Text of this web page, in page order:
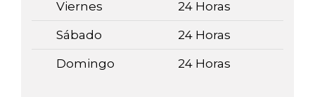
Viernes 24 Horas
Sábado 24 Horas
Domingo 24 Horas